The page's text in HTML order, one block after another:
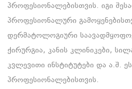
პროფესიონალებისთვის. იგი
პროფესიონალური
დერმატოლოგიური
ქირურგია, კანის კლინიკები,
კვლევითი ინსტიტუტები და ა.შ.
პროფესიონალებისთვის.